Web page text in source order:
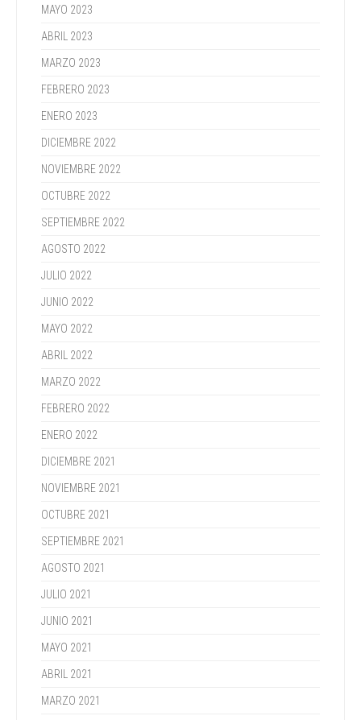
MAYO 2023
ABRIL 2023
MARZO 2023
FEBRERO 2023
ENERO 2023
DICIEMBRE 2022
NOVIEMBRE 2022
OCTUBRE 2022
SEPTIEMBRE 2022
AGOSTO 2022
JULIO 2022
JUNIO 2022
MAYO 2022
ABRIL 2022
MARZO 2022
FEBRERO 2022
ENERO 2022
DICIEMBRE 2021
NOVIEMBRE 2021
OCTUBRE 2021
SEPTIEMBRE 2021
AGOSTO 2021
JULIO 2021
JUNIO 2021
MAYO 2021
ABRIL 2021
MARZO 2021